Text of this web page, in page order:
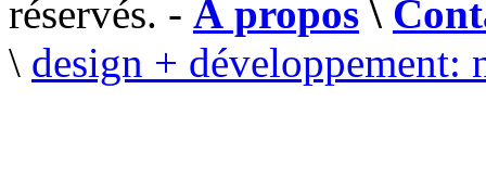
réservés. - À propos \
\ design + développement: